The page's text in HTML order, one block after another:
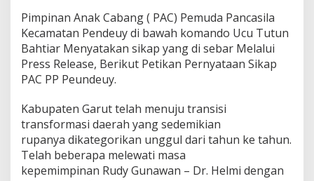
Pimpinan Anak Cabang ( PAC) Pemuda Pancasila
Kecamatan Pendeuy di bawah komando Ucu Tutun
Bahtiar Menyatakan sikap yang di sebar Melalui
Press Release, Berikut Petikan Pernyataan Sikap
PAC PP Peundeuy.
Kabupaten Garut telah menuju transisi
transformasi daerah yang sedemikian
rupanya dikategorikan unggul dari tahun ke tahun.
Telah beberapa melewati masa
kepemimpinan Rudy Gunawan – Dr. Helmi dengan